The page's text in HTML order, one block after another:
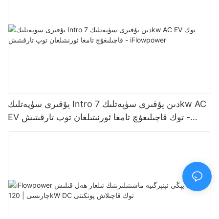
يۇقىرى سۈپەتلىك Intro دىن يۇقىرى سۈپەتلىك 7kw AC
EV توك قاچىلىغۇچ تامغا ئورنىتىلغان توپ تارقىتىش -
iFlowpower